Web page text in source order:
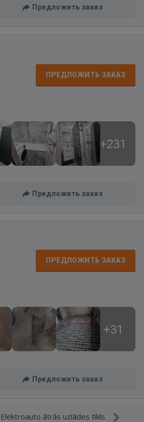
Предложить заказ
ПРЕДЛОЖИТЬ ЗАКАЗ
+231
Предложить заказ
ПРЕДЛОЖИТЬ ЗАКАЗ
+31
Предложить заказ
Elektroauto ātrās uzlādes tīkls